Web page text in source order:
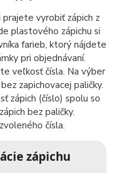
vyrobiť zápich z
plastového zápichu si
farieb, ktorý nájdete
pri objednávaní.
veľkosť čísla. Na výber
zapichovacej paličky.
zápich (číslo) spolu so
bez paličky.
čísla.
zápichu